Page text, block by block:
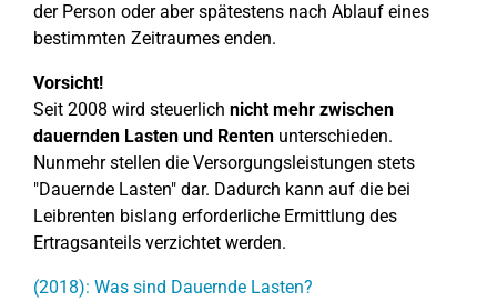
der Person oder aber spätestens nach Ablauf eines
bestimmten Zeitraumes enden.
Vorsicht!
Seit 2008 wird steuerlich nicht mehr zwischen
dauernden Lasten und Renten unterschieden.
Nunmehr stellen die Versorgungsleistungen stets
"Dauernde Lasten" dar. Dadurch kann auf die bei
Leibrenten bislang erforderliche Ermittlung des
Ertragsanteils verzichtet werden.
(2018): Was sind Dauernde Lasten?